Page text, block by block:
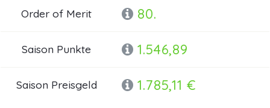
Order of Merit 80.
Saison Punkte 1.546,89
Saison Preisgeld 1.785,11 €